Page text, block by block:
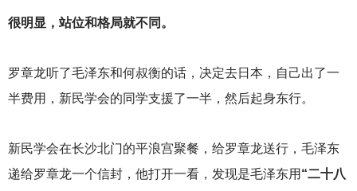
很明显，站位和格局就不同。
罗章龙听了毛泽东和何叔衡的话，决定去日本，自己出了一
半费用，新民学会的同学支援了一半，然后起身东行。
新民学会在长沙北门的平浪宫聚餐，给罗章龙送行，毛泽东
递给罗章龙一个信封，他打开一看，发现是毛泽东用 “二十八